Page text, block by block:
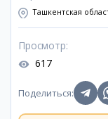
Ташкентская
Просмотр:
617
Поделиться: